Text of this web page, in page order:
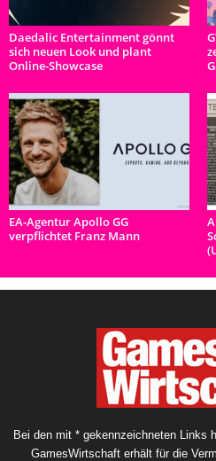
Daedalic Entertainment gönnt
sich neuen Look und plant
Online-Showcase
EA-Agentur Apollo GG
verpflichtet Franz Mann
Bei den mit * gekennzeichneten Links
GamesWirtschaft erhält für die